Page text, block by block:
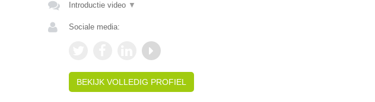
Introductie video ▼
Sociale media:
BEKIJK VOLLEDIG PROFIEL